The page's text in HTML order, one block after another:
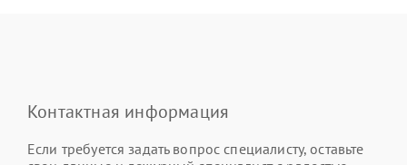
Контактная информация
Если требуется задать вопрос специалисту, оставьте